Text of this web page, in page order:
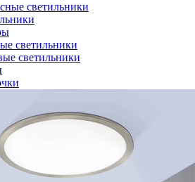
светильники
светильники
светильники